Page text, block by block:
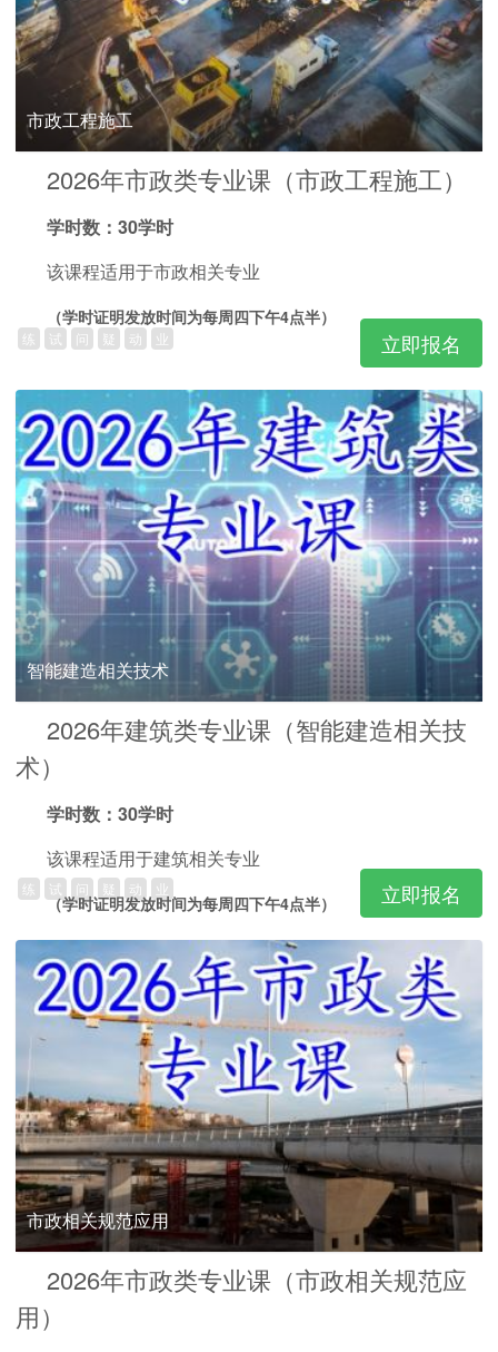
市政工程施工
2026年市政类专业课（市政工程施工）
学时数：30学时
该课程适用于市政相关专业
（学时证明发放时间为每周四下午4点半）
立即报名
练 试 问 疑 动 业
智能建造相关技术
2026年建筑类专业课（智能建造相关技
术）
学时数：30学时
该课程适用于建筑相关专业
（学时证明发放时间为每周四下午4点半） 立即报名
练 试 问 疑 动 业
市政相关规范应用
2026年市政类专业课（市政相关规范应
用）